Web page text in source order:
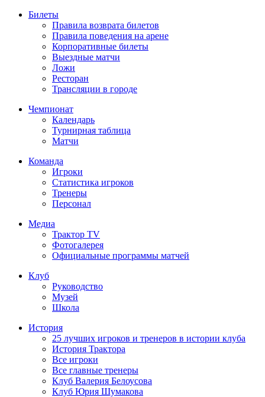
Билеты
Правила возврата билетов
Правила поведения на арене
Корпоративные билеты
Выездные матчи
Ложи
Ресторан
Трансляции в городе
Чемпионат
Календарь
Турнирная таблица
Матчи
Команда
Игроки
Статистика игроков
Тренеры
Персонал
Медиа
Трактор TV
Фотогалерея
Официальные программы матчей
Клуб
Руководство
Музей
Школа
История
25 лучших игроков и тренеров в истории клуба
История Трактора
Все игроки
Все главные тренеры
Клуб Валерия Белоусова
Клуб Юрия Шумакова